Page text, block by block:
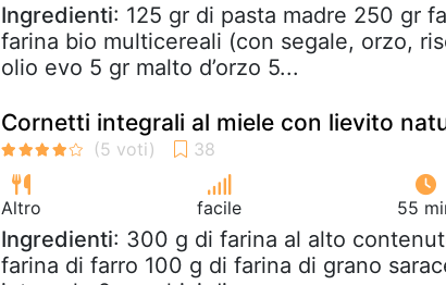
Ingredienti: 125 gr di pasta madre 250 gr
farina bio multicereali (con segale, orzo,
olio evo 5 gr malto d’orzo 5...
Cornetti integrali al miele con lievito
Altro facile 55
Ingredienti: 300 g di farina al alto
farina di farro 100 g di farina di grano